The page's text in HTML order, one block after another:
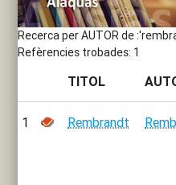
Recerca per AUTOR de
Refèrencies trobades: 1
TITOL
1 Rembrandt